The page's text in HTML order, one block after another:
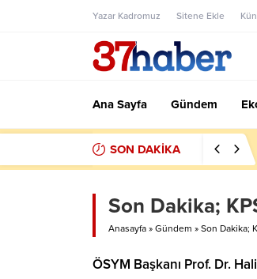
Yazar Kadromuz Sitene Ekle
Ana Sayfa Gündem
SON DAKİKA
Son Dakika;
Anasayfa » Gündem » Son Dakika;
ÖSYM Başkanı Prof. Dr.